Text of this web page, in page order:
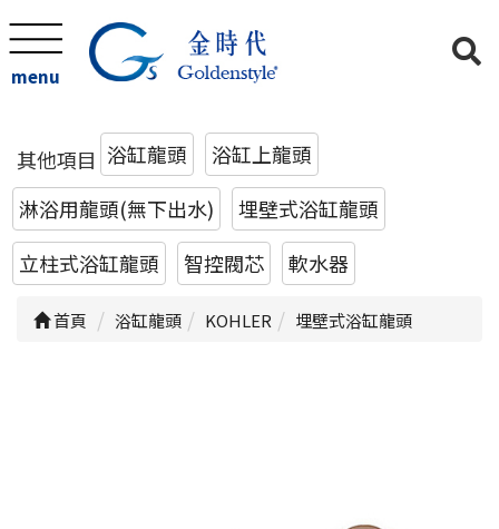
menu
其他項目 浴缸龍頭
浴缸上龍頭
淋浴用龍頭(無下出水)
埋壁式浴缸龍頭
立柱式浴缸龍頭
智控閥芯 軟水器
首頁 浴缸龍頭 KOHLER 埋壁式浴缸龍頭